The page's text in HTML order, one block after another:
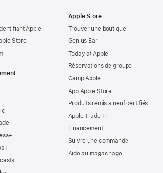
Apple
Store
Apple Store
Trouver une boutique
Genius Bar
Today at Apple
Réservations de groupe
Camp Apple
App Apple Store
Produits remis à neuf certifiés
Apple Trade In
Financement
Suivre une commande
Aide au magasinage